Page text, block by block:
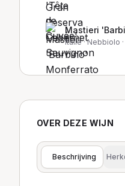
Mastieri
Italië· Nebbiolo
OVER DEZE WIJN
Beschrijving